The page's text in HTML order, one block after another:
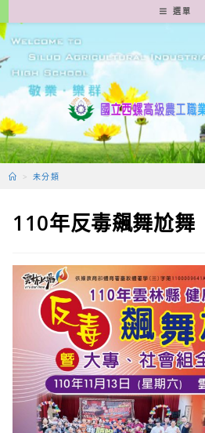
轉
至
要
容
選單
> 未分類
110年反毒飆舞尬舞